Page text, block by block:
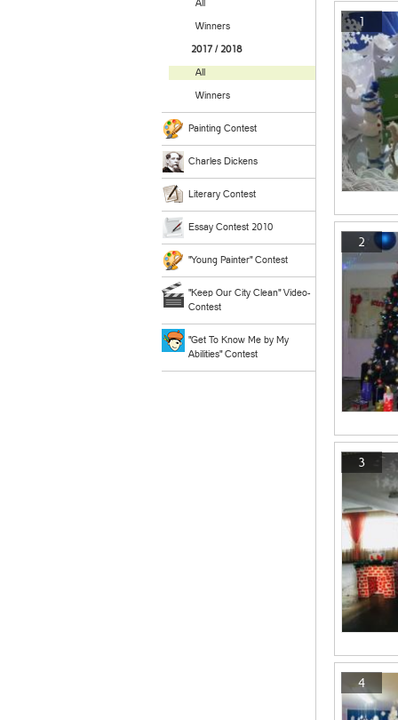
All
Winners
2017 / 2018
All
Winners
Painting Contest
Charles Dickens
Literary Contest
Essay Contest 2010
"Young Painter" Contest
"Keep Our City Clean" Video-
Contest
"Get To Know Me by My
Abilities" Contest
1
2
3
4